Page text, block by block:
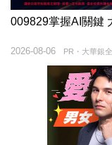
009829掌握AI關鍵
PR・大華銀
2026-08-06